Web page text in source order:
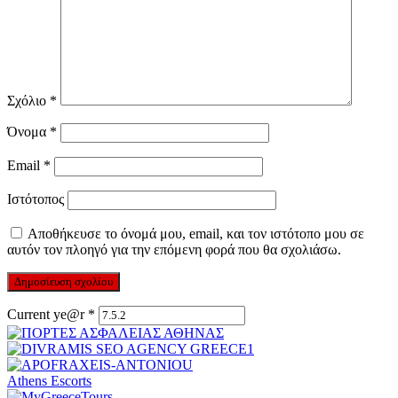
Σχόλιο *
Όνομα *
Email *
Ιστότοπος
Αποθήκευσε το όνομά μου, email, και τον ιστότοπο μου σε
αυτόν τον πλοηγό για την επόμενη φορά που θα σχολιάσω.
Current ye@r *
Athens Escorts